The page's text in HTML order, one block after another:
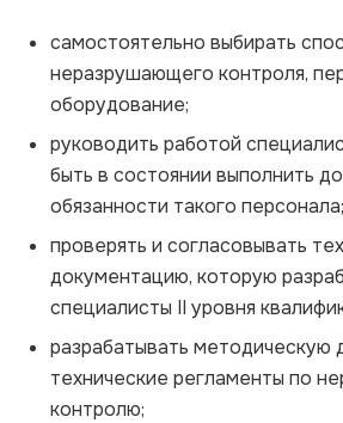
самостоятельно выбирать
неразрушающего контроля,
оборудование;
руководить работой
быть в состоянии выполнить
обязанности такого персонала;
проверять и согласовывать
документацию, которую
специалисты II уровня
разрабатывать методическую
технические регламенты по
контролю;